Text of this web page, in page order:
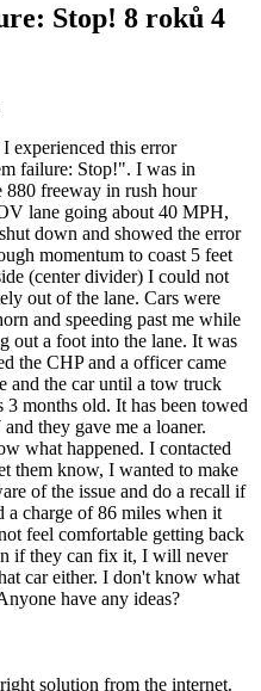
Stop! 8 roků 4
experienced this error
failure: Stop!". I was in
880 freeway in rush hour
lane going about 40 MPH,
down and showed the error
momentum to coast 5 feet
(center divider) I could not
out of the lane. Cars were
and speeding past me while
out a foot into the lane. It was
the CHP and a officer came
and the car until a tow truck
3 months old. It has been towed
they gave me a loaner.
what happened. I contacted
them know, I wanted to make
of the issue and do a recall if
a charge of 86 miles when it
feel comfortable getting back
if they can fix it, I will never
car either. I don't know what
have any ideas?
solution from the internet.